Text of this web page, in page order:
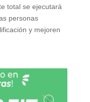
total se ejecutará
personas
y mejoren